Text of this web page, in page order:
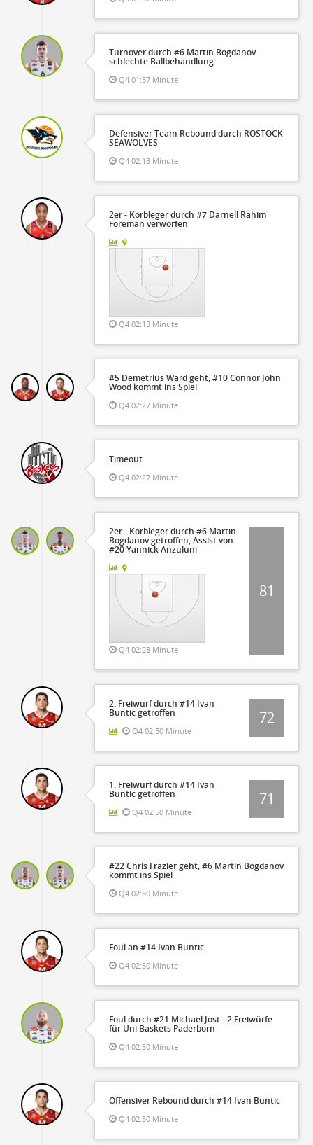
Turnover durch #6 Martin Bogdanov -
schlechte Ballbehandlung
Q4 01:57 Minute
Defensiver Team-Rebound durch ROSTOCK
SEAWOLVES
Q4 02:13 Minute
2er - Korbleger durch #7 Darnell Rahim
Foreman verworfen
Q4 02:13 Minute
#5 Demetrius Ward geht, #10 Connor John
Wood kommt ins Spiel
Q4 02:27 Minute
Timeout
Q4 02:27 Minute
2er - Korbleger durch #6 Martin
Bogdanov getroffen, Assist von
#20 Yannick Anzuluni
Q4 02:28 Minute
81
2. Freiwurf durch #14 Ivan
Buntic getroffen
Q4 02:50 Minute
72
1. Freiwurf durch #14 Ivan
Buntic getroffen
Q4 02:50 Minute
71
#22 Chris Frazier geht, #6 Martin Bogdanov
kommt ins Spiel
Q4 02:50 Minute
Foul an #14 Ivan Buntic
Q4 02:50 Minute
Foul durch #21 Michael Jost - 2 Freiwürfe
für Uni Baskets Paderborn
Q4 02:50 Minute
Offensiver Rebound durch #14 Ivan Buntic
Q4 02:50 Minute